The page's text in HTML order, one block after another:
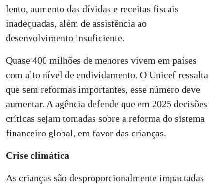
lento, aumento das dívidas e receitas fiscais
inadequadas, além de assistência ao
desenvolvimento insuficiente.
Quase 400 milhões de menores vivem em países
com alto nível de endividamento. O Unicef ressalta
que sem reformas importantes, esse número deve
aumentar. A agência defende que em 2025 decisões
críticas sejam tomadas sobre a reforma do sistema
financeiro global, em favor das crianças.
Crise climática
As crianças são desproporcionalmente impactadas